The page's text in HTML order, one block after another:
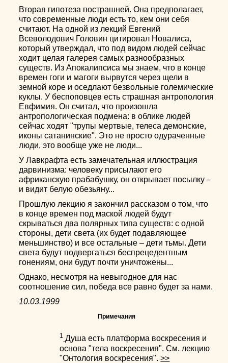
Вторая гипотеза пострашней. Она предполагает,
что современные люди есть то, кем они себя
считают. На одной из лекций Евгений
Всеволодович Головин цитировал Новалиса,
который утверждал, что под видом людей сейчас
ходит целая галерея самых разнообразных
существ. Из Апокалипсиса мы знаем, что в конце
времен гоги и магоги вырвутся через щели в
земной коре и оседлают безвольные големические
куклы. У беспоповцев есть страшная антропология
Евфимия. Он считал, что произошла
антропологическая подмена: в облике людей
сейчас ходят "трупы мертвые, телеса демонские,
иконы сатанинские". Это не просто одураченные
люди, это вообще уже не люди...
У Лавкрафта есть замечательная иллюстрация
дарвинизма: человеку присылают его
африканскую прабабушку, он открывает посылку –
и видит белую обезьяну...
Прошлую лекцию я закончил рассказом о том, что
в конце времен под маской людей будут
скрываться два полярных типа существ: с одной
стороны, дети света (их будет подавляющее
меньшинство) и все остальные – дети тьмы. Дети
света будут подвергаться беспрецедентным
гонениям, они будут почти уничтожены...
Однако, несмотря на невыгодное для нас
соотношение сил, победа все равно будет за нами.
10.03.1999
Примечания
1 Душа есть платформа воскресения и
основа "тела воскресения". См. лекцию
"Онтология воскресения".>>